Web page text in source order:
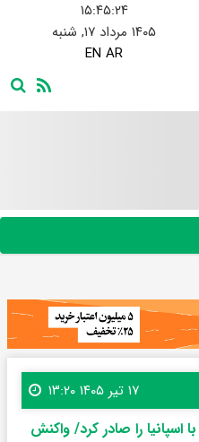
۱۵:۴۵:۲۴
۱۴۰۵ مرداد ۱۷, شنبه
EN AR
۱۷ تیر ۱۴۰۵ ۱۳:۲۰
را صادر کرد/ واکنش